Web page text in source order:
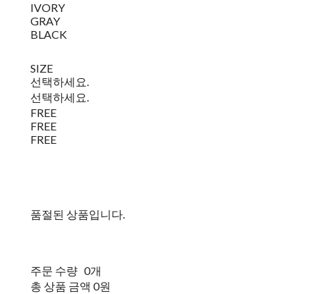
IVORY
GRAY
BLACK
SIZE
선택하세요.
선택하세요.
FREE
FREE
FREE
품절된 상품입니다.
주문 수량 0개
총 상품 금액 0원